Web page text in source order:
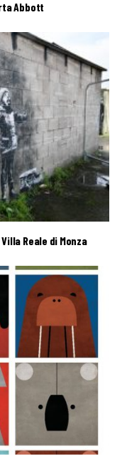
Abbott
Reale di Monza